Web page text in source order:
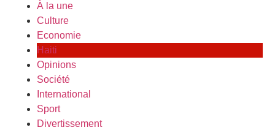
À la une
Culture
Economie
Haiti
Opinions
Société
International
Sport
Divertissement